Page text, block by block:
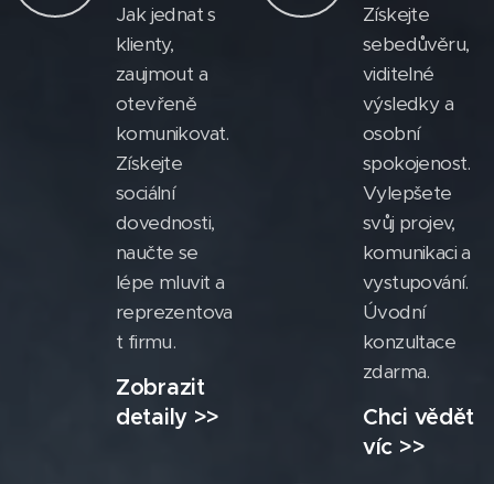
Jak jednat s
klienty,
zaujmout a
otevřeně
komunikovat.
Získejte
sociální
dovednosti,
naučte se
lépe mluvit a
reprezentova
t firmu.
Zobrazit
detaily >>
Získejte
sebedůvěru,
viditelné
výsledky a
osobní
spokojenost.
Vylepšete
svůj projev,
komunikaci a
vystupování.
Úvodní
konzultace
zdarma.
Chci vědět
víc >>